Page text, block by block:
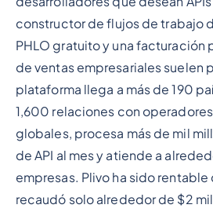
constructor de flujos de trabajo
PHLO gratuito y una
de ventas empresariales suelen
plataforma llega a más de 190
1,600 relaciones con
globales, procesa más de mil
de API al mes y atiende a
empresas. Plivo ha sido rentable
recaudó solo alrededor de $2